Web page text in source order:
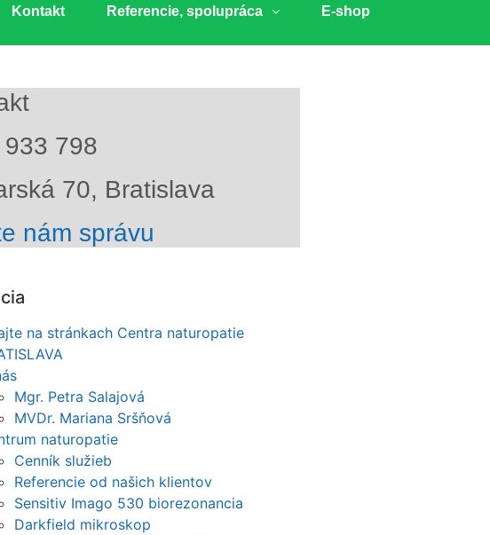
Kontakt Referencie, spolupráca E-shop
933 798
70, Bratislava
nám správu
na stránkach Centra naturopatie
Mgr. Petra Salajová
MVDr. Mariana Sršňová
naturopatie
Cenník služieb
Referencie od našich klientov
Sensitiv Imago 530 biorezonancia
Darkfield mikroskop